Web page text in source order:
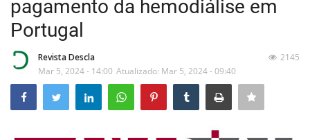
...by Descla
Desporto
Contactos
pagamento da hemodiálise em
Portugal
Revista Descla
Mar 5, 2024 - 14:00 Atualizado: Mar 5, 2024 - 09:40
2145